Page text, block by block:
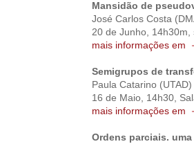
Mansidão de
José Carlos Costa
20 de Junho, 14h30m,
mais informações em
Semigrupos de
Paula Catarino (UTAD)
16 de Maio, 14h30,
mais informações em
Ordens parciais.